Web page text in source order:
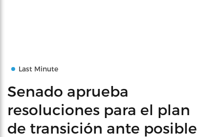
Last Minute
Senado aprueba
resoluciones para el plan
de transición ante posible